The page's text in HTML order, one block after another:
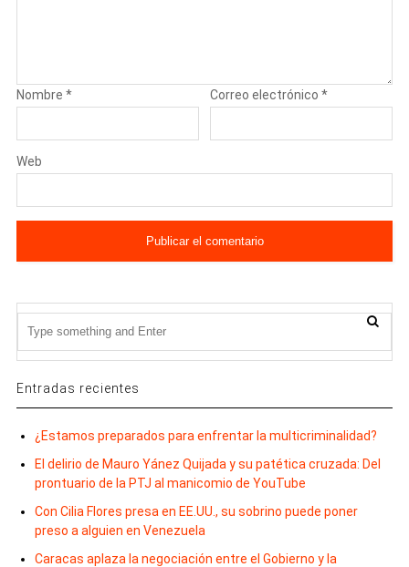
Nombre * Correo electrónico*
Web
Entradas recientes
¿Estamos preparados para enfrentar la multicriminalidad?
El delirio de Mauro Yánez Quijada y su patética cruzada: Del
prontuario de la PTJ al manicomio de YouTube
Con Cilia Flores presa en EE.UU., su sobrino puede poner
preso a alguien en Venezuela
Caracas aplaza la negociación entre el Gobierno y la